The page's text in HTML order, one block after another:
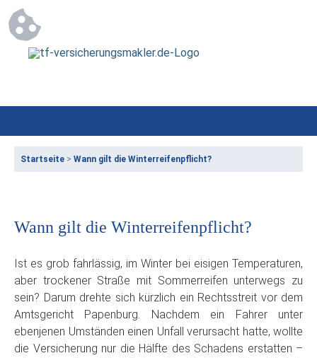
Startseite > Wann gilt die Winterreifenpflicht?
Wann gilt die Winterreifenpflicht?
Ist es grob fahrlässig, im Winter bei eisigen Temperaturen,
aber trockener Straße mit Sommerreifen unterwegs zu
sein? Darum drehte sich kürzlich ein Rechtsstreit vor dem
Amtsgericht Papenburg. Nachdem ein Fahrer unter
ebenjenen Umständen einen Unfall verursacht hatte, wollte
die Versicherung nur die Hälfte des Schadens erstatten –